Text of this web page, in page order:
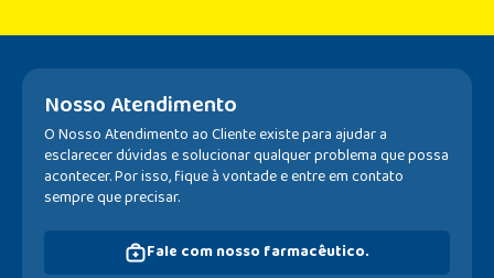
Nosso Atendimento
O Nosso Atendimento ao Cliente existe para ajudar a
esclarecer dúvidas e solucionar qualquer problema que possa
acontecer. Por isso, fique à vontade e entre em contato
sempre que precisar.
Fale com nosso farmacêutico.